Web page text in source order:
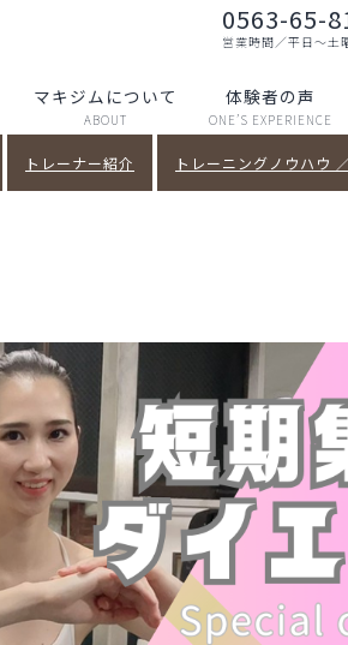
0563-65-
営業時間／平日～土
マキジムについて
ABOUT
体験者の声
ONE’S EXPERIENCE
トレーナー紹介 トレーニングノウハウ